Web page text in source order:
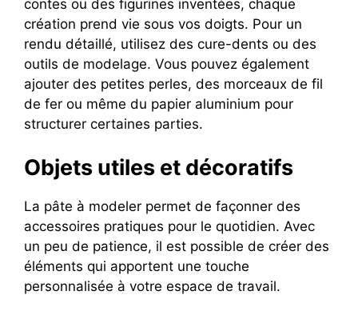
contes ou des figurines inventées, chaque
création prend vie sous vos doigts. Pour un
rendu détaillé, utilisez des cure-dents ou des
outils de modelage. Vous pouvez également
ajouter des petites perles, des morceaux de fil
de fer ou même du papier aluminium pour
structurer certaines parties.
Objets utiles et décoratifs
La pâte à modeler permet de façonner des
accessoires pratiques pour le quotidien. Avec
un peu de patience, il est possible de créer des
éléments qui apportent une touche
personnalisée à votre espace de travail.